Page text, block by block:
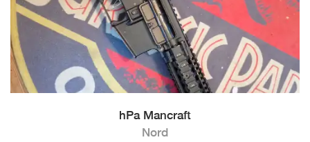
hPa Mancraft
Nord